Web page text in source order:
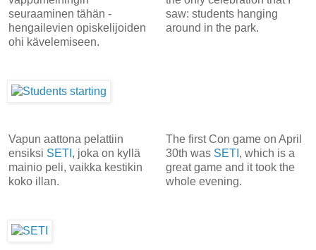
seuraaminen tähän -
hengailevien opiskelijoiden
ohi kävelemiseen.
saw: students hanging
around in the park.
Vapun aattona pelattiin
ensiksi SETI , joka on kyllä
mainio peli, vaikka kestikin
koko illan.
The first Con game on April
30th was SETI , which is a
great game and it took the
whole evening.